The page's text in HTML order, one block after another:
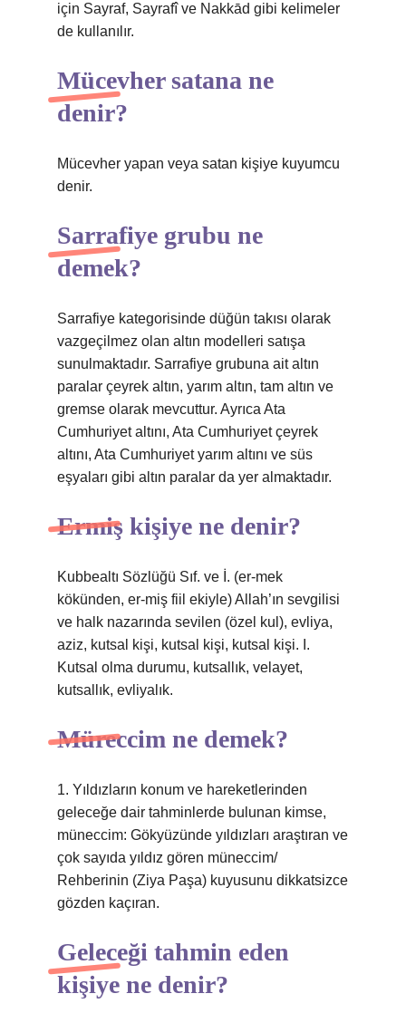
için Sayraf, Sayrafî ve Nakkād gibi kelimeler
de kullanılır.
Mücevher satana ne
denir?
Mücevher yapan veya satan kişiye kuyumcu
denir.
Sarrafiye grubu ne
demek?
Sarrafiye kategorisinde düğün takısı olarak
vazgeçilmez olan altın modelleri satışa
sunulmaktadır. Sarrafiye grubuna ait altın
paralar çeyrek altın, yarım altın, tam altın ve
gremse olarak mevcuttur. Ayrıca Ata
Cumhuriyet altını, Ata Cumhuriyet çeyrek
altını, Ata Cumhuriyet yarım altını ve süs
eşyaları gibi altın paralar da yer almaktadır.
Ermiş kişiye ne denir?
Kubbealtı Sözlüğü Sıf. ve İ. (er-mek
kökünden, er-miş fiil ekiyle) Allah’ın sevgilisi
ve halk nazarında sevilen (özel kul), evliya,
aziz, kutsal kişi, kutsal kişi, kutsal kişi. I.
Kutsal olma durumu, kutsallık, velayet,
kutsallık, evliyalık.
Müreccim ne demek?
1. Yıldızların konum ve hareketlerinden
geleceğe dair tahminlerde bulunan kimse,
müneccim: Gökyüzünde yıldızları araştıran ve
çok sayıda yıldız gören müneccim/
Rehberinin (Ziya Paşa) kuyusunu dikkatsizce
gözden kaçıran.
Geleceği tahmin eden
kişiye ne denir?